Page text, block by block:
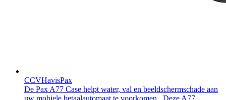
CCVHavisPax
De Pax A77 Case helpt water, val en beeldschermschade aan